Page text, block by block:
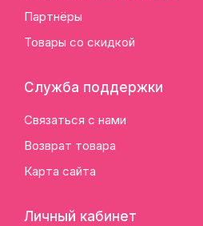
Партнёры
Товары со скидкой
Служба поддержки
Связаться с нами
Возврат товара
Карта сайта
Личный кабинет